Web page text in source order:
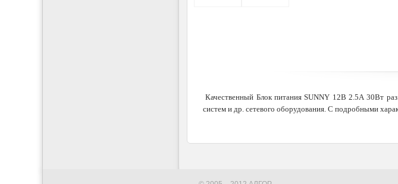
Качественный Блок питания SUNNY 12В 2.5А 30Вт
систем и др. сетевого оборудования. С подробными